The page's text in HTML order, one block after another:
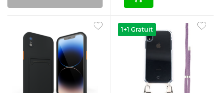
1+1 Gratuit